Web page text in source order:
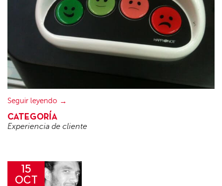
Seguir leyendo
CATEGORÍA
Experiencia de cliente
15
OCT